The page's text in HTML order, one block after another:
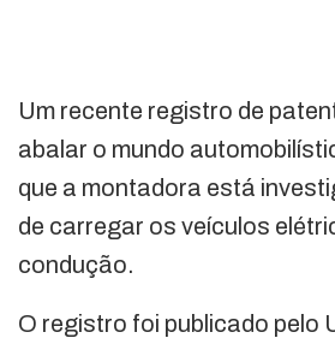
Um recente registro de
abalar o mundo
que a montadora está
de carregar os veículos
condução.
O registro foi publicado pelo